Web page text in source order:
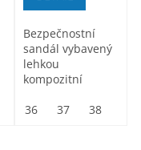
Bezpečnostní
sandál vybavený
lehkou
kompozitní
neobsahující
36 37 38